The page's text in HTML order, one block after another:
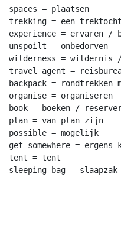
spaces = plaatsen
trekking = een trektocht
experience = ervaren /
unspoilt = onbedorven
wilderness = wildernis
travel agent =
backpack = rondtrekken
organise = organiseren
book = boeken /
plan = van plan zijn
possible = mogelijk
get somewhere = ergens
tent = tent